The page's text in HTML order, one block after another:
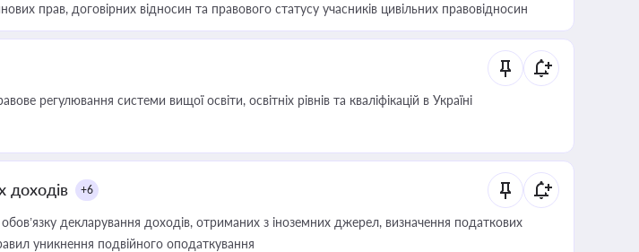
прав, договірних відносин та правового статусу учасників цивільних правовідносин
регулювання системи вищої освіти, освітніх рівнів та кваліфікацій в Україні
доходів +6
декларування доходів, отриманих з іноземних джерел, визначення податкових
уникнення подвійного оподаткування